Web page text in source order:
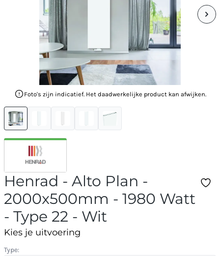
Foto's zijn indicatief. Het daadwerkelijke product kan afwijken.
Henrad - Alto Plan -
2000x500mm - 1980 Watt
- Type 22 - Wit
Kies je uitvoering
Type: